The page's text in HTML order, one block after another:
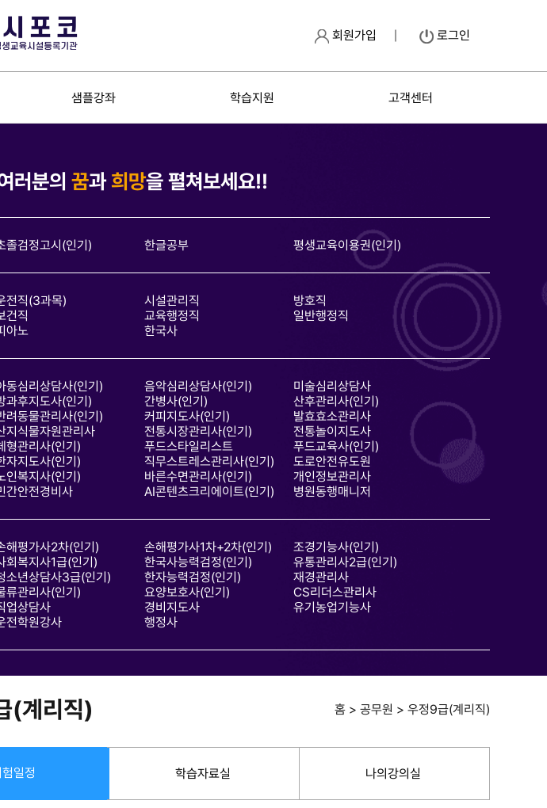
회원가입 로그인
샘플강좌 학습지원 고객센터
러분의 꿈과 희망을 펼쳐보세요!!
졸검정고시(인기) 한글공부 평생교육이용권(인기)
전직(3과목) 시설관리직
방호직
건직 교육행정직
일반행정직
아노 한국사
동심리상담사(인기) 음악심리상담사(인기)
미술심리상담사
과후지도사(인기) 간병사(인기)
산후관리사(인기)
려동물관리사(인기) 커피지도사(인기)
발효효소관리사
지식물자원관리사 전통시장관리사(인기)
전통놀이지도사
형관리사(인기) 푸드스타일리스트
푸드교육사(인기)
자지도사(인기) 직무스트레스관리사(인기)
도로안전유도원
인복지사(인기) 바른수면관리사(인기)
개인정보관리사
간안전경비사 AI콘텐츠크리에이트(인기) 병원동행매니저
해평가사2차(인기) 손해평가사1차+2차(인기)
조경기능사(인기)
회복지사1급(인기) 한국사능력검정(인기)
유통관리사2급(인기)
소년상담사3급(인기) 한자능력검정(인기)
재경관리사
류관리사(인기) 요양보호사(인기)
CS리더스관리사
업상담사 경비지도사
유기농업기능사
전학원강사 행정사
(계리직) 홈 > 공무원 > 우정9급(계리직)
일정 학습자료실 나의강의실